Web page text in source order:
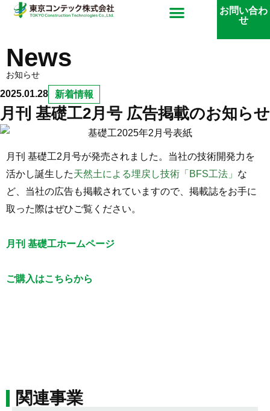
キ
ッ
プ
メ
ー
お問い合わ
せ
News
お知らせ
2025.01.28 新着情報
月刊 基礎工2月号 広告掲載のお知らせ
月刊 基礎工2月号が発売されました。当社の技術開発力を
活かし誕生した天然土による埋戻し技術「BFS工法」 な
ど、当社の広告も掲載されていますので、掲載誌をお手に
取った際はぜひご覧ください。
月刊 基礎工ホームページ
ご購入はこちらから
関連事業